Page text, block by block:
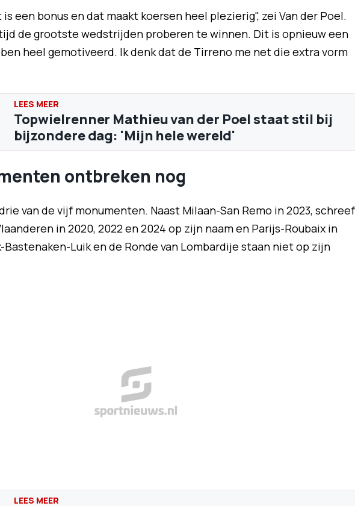
een bonus en dat maakt koersen heel plezierig", zei Van der Poel.
de grootste wedstrijden proberen te winnen. Dit is opnieuw een
heel gemotiveerd. Ik denk dat de Tirreno me net die extra vorm
Topwielrenner Mathieu van der Poel staat stil bij
bijzondere dag: 'Mijn hele wereld'
ontbreken nog
van de vijf monumenten. Naast Milaan-San Remo in 2023, schreef
in 2020, 2022 en 2024 op zijn naam en Parijs-Roubaix in
Bastenaken-Luik en de Ronde van Lombardije staan niet op zijn